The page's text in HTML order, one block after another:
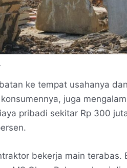
ke tempat usahanya
juga
pribadi sekitar Rp 300
bekerja main terabas.